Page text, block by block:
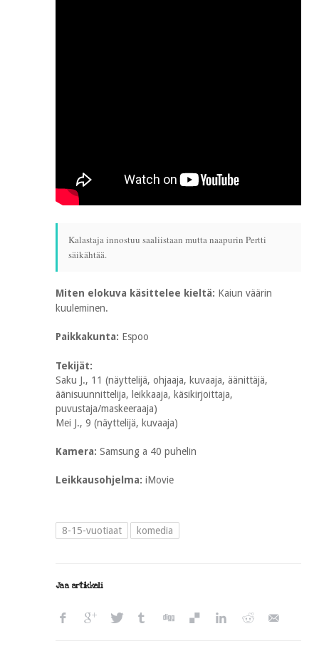
Kalastaja innostuu saaliistaan mutta naapurin Pertti
säikähtää.
Miten elokuva käsittelee kieltä: Kaiun väärin
kuuleminen.
Paikkakunta: Espoo
Tekijät:
Saku J., 11 (näyttelijä, ohjaaja, kuvaaja, äänittäjä,
äänisuunnittelija, leikkaaja, käsikirjoittaja,
puvustaja/maskeeraaja)
Mei J., 9 (näyttelijä, kuvaaja)
Kamera: Samsung a 40 puhelin
Leikkausohjelma: iMovie
8-15-vuotiaat komedia
Jaa artikkeli